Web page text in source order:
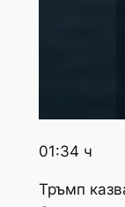
01:34 ч
Тръмп